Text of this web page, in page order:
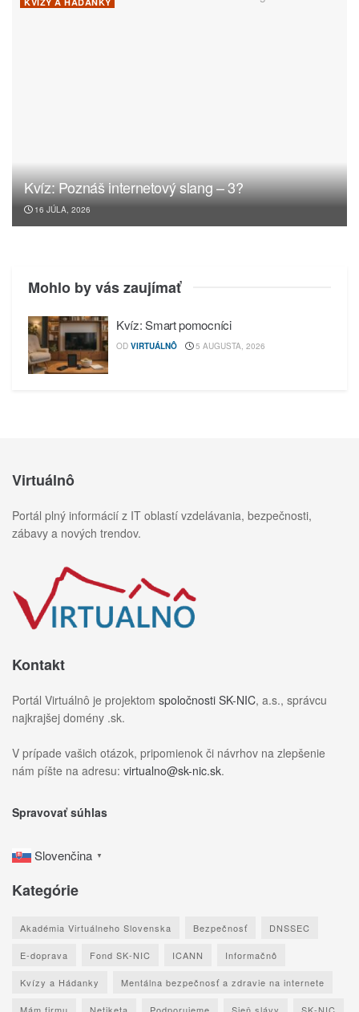
Kvíz: Poznáš internetový slang – 3?
16 JÚLA, 2026
Mohlo by vás zaujímať
Kvíz: Smart pomocníci
OD VIRTUÁLNÔ 5 AUGUSTA, 2026
Virtuálnô
Portál plný informácií z IT oblastí vzdelávania, bezpečnosti,
zábavy a nových trendov.
Kontakt
Portál Virtuálnô je projektom spoločnosti SK-NIC, a.s., správcu
najkrajšej domény .sk.
V prípade vašich otázok, pripomienok či návrhov na zlepšenie
nám píšte na adresu: virtualno@sk-nic.sk.
Spravovať súhlas
Slovenčina ▼
Kategórie
Akadémia Virtuálneho Slovenska Bezpečnosť DNSSEC
E-doprava Fond SK-NIC ICANN Informačnô
Kvízy a Hádanky Mentálna bezpečnosť a zdravie na internete